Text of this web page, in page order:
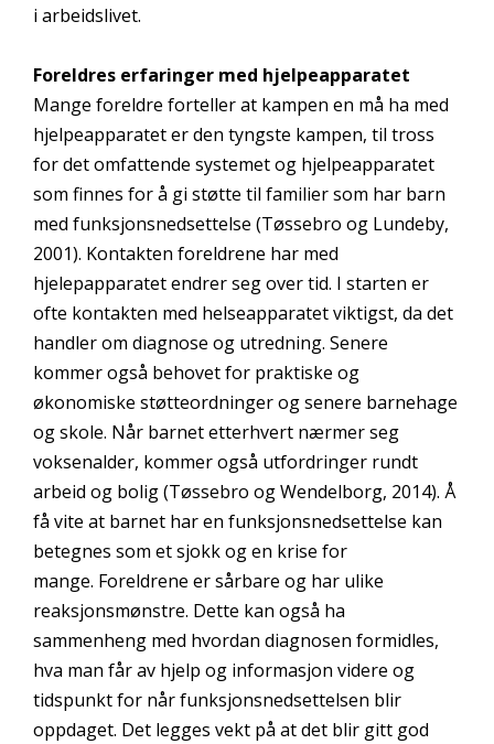
i arbeidslivet.
Foreldres erfaringer med hjelpeapparatet
Mange foreldre forteller at kampen en må ha med
hjelpeapparatet er den tyngste kampen, til tross
for det omfattende systemet og hjelpeapparatet
som finnes for å gi støtte til familier som har barn
med funksjonsnedsettelse (Tøssebro og Lundeby,
2001). Kontakten foreldrene har med
hjelepapparatet endrer seg over tid. I starten er
ofte kontakten med helseapparatet viktigst, da det
handler om diagnose og utredning. Senere
kommer også behovet for praktiske og
økonomiske støtteordninger og senere barnehage
og skole. Når barnet etterhvert nærmer seg
voksenalder, kommer også utfordringer rundt
arbeid og bolig (Tøssebro og Wendelborg, 2014). Å
få vite at barnet har en funksjonsnedsettelse kan
betegnes som et sjokk og en krise for
mange. Foreldrene er sårbare og har ulike
reaksjonsmønstre. Dette kan også ha
sammenheng med hvordan diagnosen formidles,
hva man får av hjelp og informasjon videre og
tidspunkt for når funksjonsnedsettelsen blir
oppdaget. Det legges vekt på at det blir gitt god